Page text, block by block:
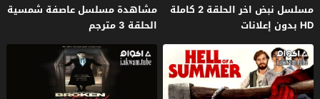
مسلسل نبض اخر الحلقة 2 كاملة
HD بدون إعلانات
مشاهدة مسلسل عاصفة شمسية
الحلقة 3 مترجم